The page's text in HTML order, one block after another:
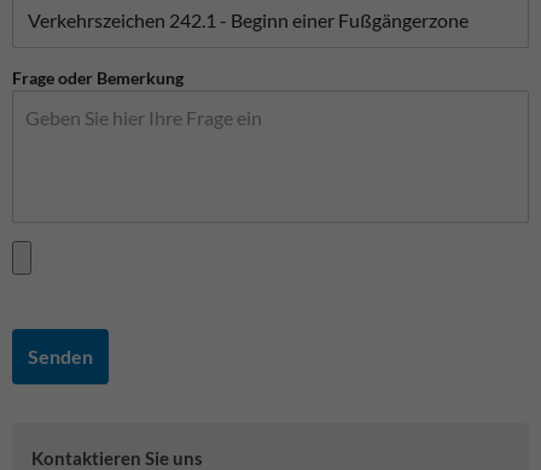
Frage oder Bemerkung
Senden
Kontaktieren Sie uns